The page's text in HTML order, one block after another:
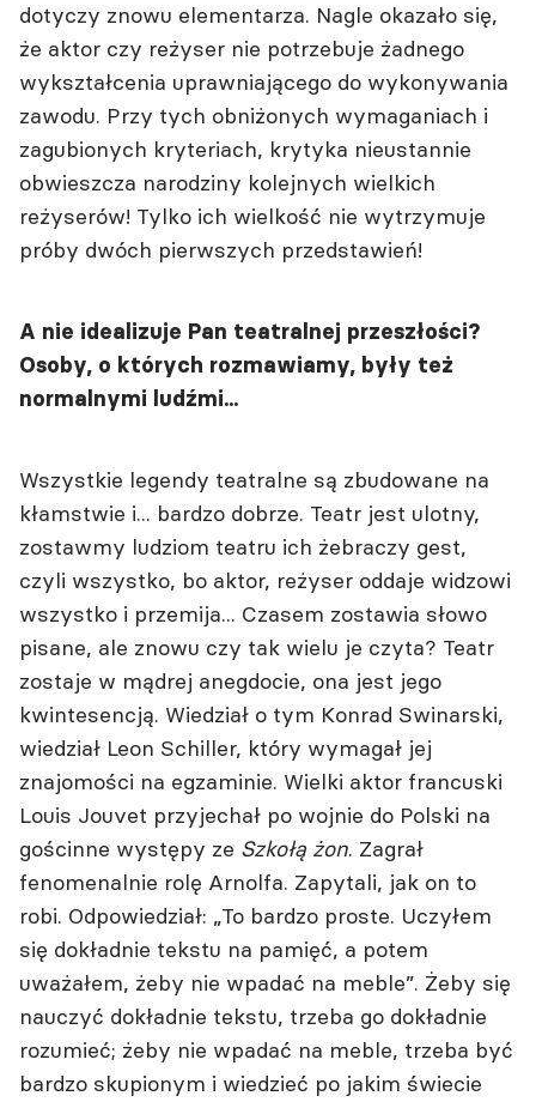
dotyczy znowu elementarza. Nagle okazało się,
że aktor czy reżyser nie potrzebuje żadnego
wykształcenia uprawniającego do wykonywania
zawodu. Przy tych obniżonych wymaganiach i
zagubionych kryteriach, krytyka nieustannie
obwieszcza narodziny kolejnych wielkich
reżyserów! Tylko ich wielkość nie wytrzymuje
próby dwóch pierwszych przedstawień!
A nie idealizuje Pan teatralnej przeszłości?
Osoby, o których rozmawiamy, były też
normalnymi ludźmi...
Wszystkie legendy teatralne są zbudowane na
kłamstwie i... bardzo dobrze. Teatr jest ulotny,
zostawmy ludziom teatru ich żebraczy gest,
czyli wszystko, bo aktor, reżyser oddaje widzowi
wszystko i przemija... Czasem zostawia słowo
pisane, ale znowu czy tak wielu je czyta? Teatr
zostaje w mądrej anegdocie, ona jest jego
kwintesencją. Wiedział o tym Konrad Swinarski,
wiedział Leon Schiller, który wymagał jej
znajomości na egzaminie. Wielki aktor francuski
Louis Jouvet przyjechał po wojnie do Polski na
gościnne występy ze Szkołą żon. Zagrał
fenomenalnie rolę Arnolfa. Zapytali, jak on to
robi. Odpowiedział: „To bardzo proste. Uczyłem
się dokładnie tekstu na pamięć, a potem
uważałem, żeby nie wpadać na meble”. Żeby się
nauczyć dokładnie tekstu, trzeba go dokładnie
rozumieć; żeby nie wpadać na meble, trzeba być
bardzo skupionym i wiedzieć po jakim świecie